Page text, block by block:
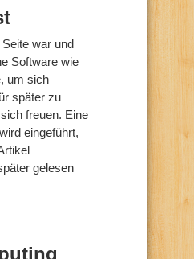
war und
Software wie
um sich
später zu
freuen. Eine
eingeführt,
gelesen